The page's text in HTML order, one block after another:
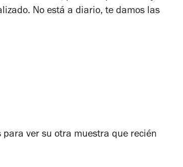
No está a diario, te damos las
para ver su otra muestra que recién